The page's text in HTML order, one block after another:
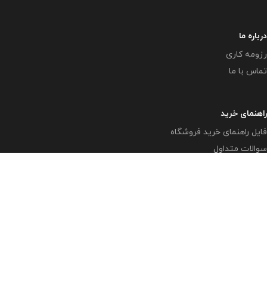
درباره ما
رزومه کاری
تماس با ما
راهنمای خرید
فایل راهنمای خرید فروشگاه
سوالات متداول